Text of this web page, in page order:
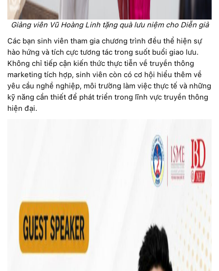
Giảng viên Vũ Hoàng Linh tặng quà lưu niệm cho Diễn giả
Các bạn sinh viên tham gia chương trình đều thể hiện sự
hào hứng và tích cực tương tác trong suốt buổi giao lưu.
Không chỉ tiếp cận kiến thức thực tiễn về truyền thông
marketing tích hợp, sinh viên còn có cơ hội hiểu thêm về
yêu cầu nghề nghiệp, môi trường làm việc thực tế và những
kỹ năng cần thiết để phát triển trong lĩnh vực truyền thông
hiện đại.